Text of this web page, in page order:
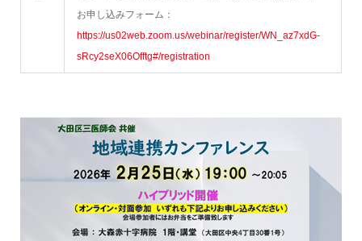
お申し込みフォーム：
https://us02web.zoom.us/webinar/register/WN_az7xdG-
sRcy2seX06Offtg#/registration